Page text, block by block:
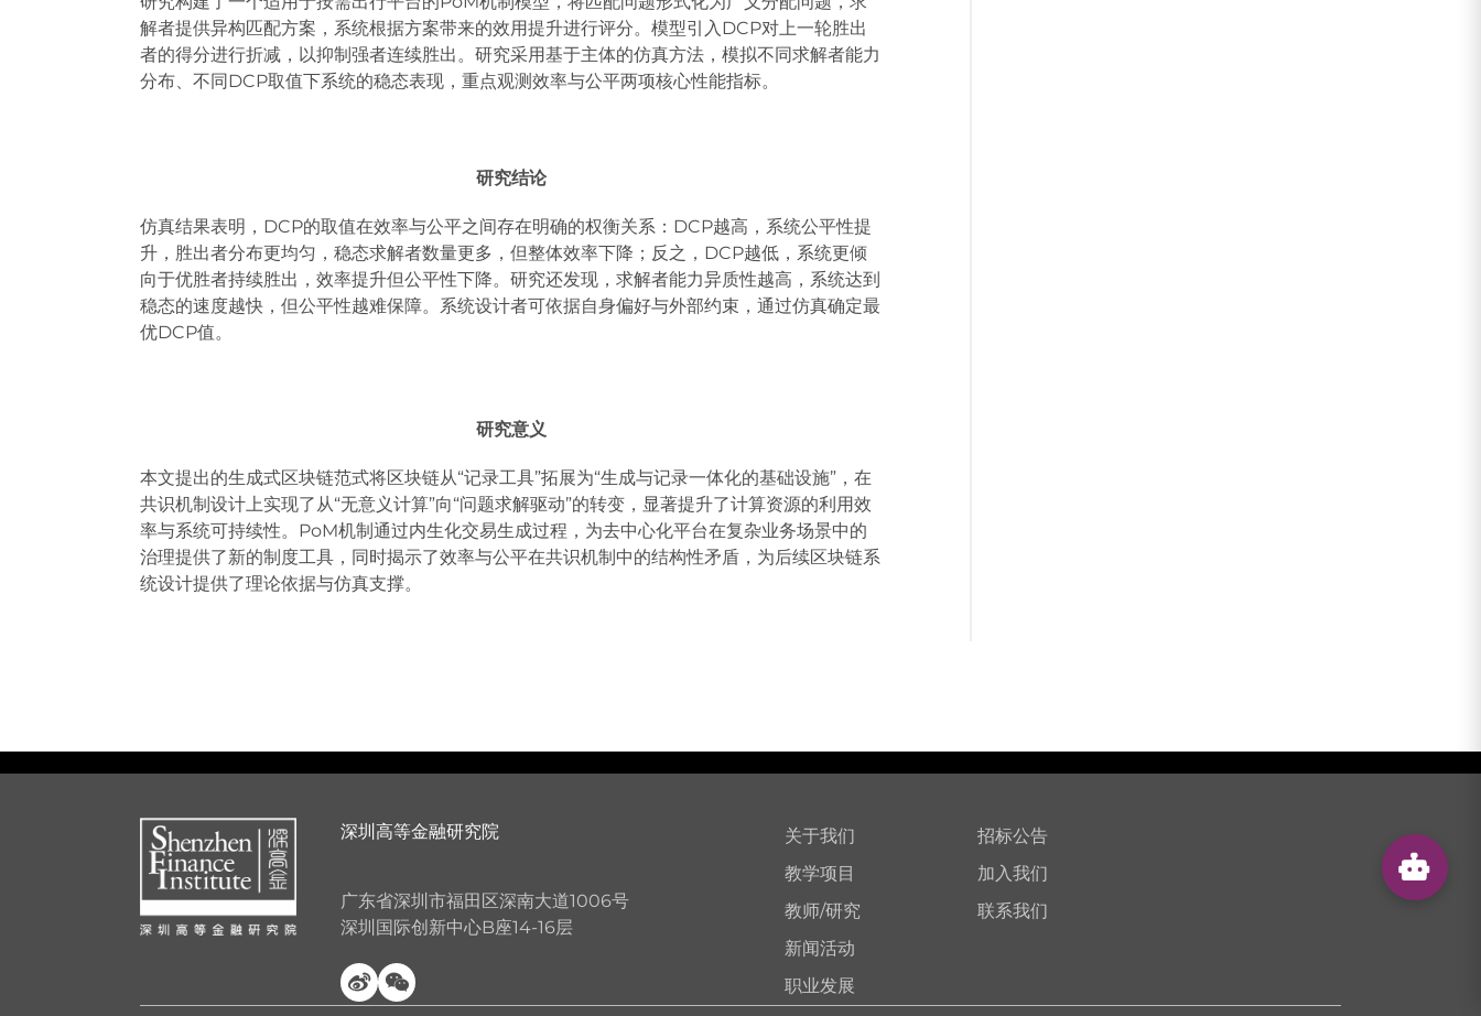
解者提供异构匹配方案，系统根据方案带来的效用提升进行评分。模型引入DCP对上一轮胜出
者的得分进行折减，以抑制强者连续胜出。研究采用基于主体的仿真方法，模拟不同求解者能力
分布、不同DCP取值下系统的稳态表现，重点观测效率与公平两项核心性能指标。
研究结论
仿真结果表明，DCP的取值在效率与公平之间存在明确的权衡关系：DCP越高，系统公平性提
升，胜出者分布更均匀，稳态求解者数量更多，但整体效率下降；反之，DCP越低，系统更倾
向于优胜者持续胜出，效率提升但公平性下降。研究还发现，求解者能力异质性越高，系统达到
稳态的速度越快，但公平性越难保障。系统设计者可依据自身偏好与外部约束，通过仿真确定最
优DCP值。
研究意义
本文提出的生成式区块链范式将区块链从“记录工具”拓展为“生成与记录一体化的基础设施”，在
共识机制设计上实现了从“无意义计算”向“问题求解驱动”的转变，显著提升了计算资源的利用效
率与系统可持续性。PoM机制通过内生化交易生成过程，为去中心化平台在复杂业务场景中的
治理提供了新的制度工具，同时揭示了效率与公平在共识机制中的结构性矛盾，为后续区块链系
统设计提供了理论依据与仿真支撑。
深圳高等金融研究院
广东省深圳市福田区深南大道1006号
深圳国际创新中心B座14-16层
关于我们
教学项目
教师/研究
新闻活动
职业发展
招标公告
加入我们
联系我们